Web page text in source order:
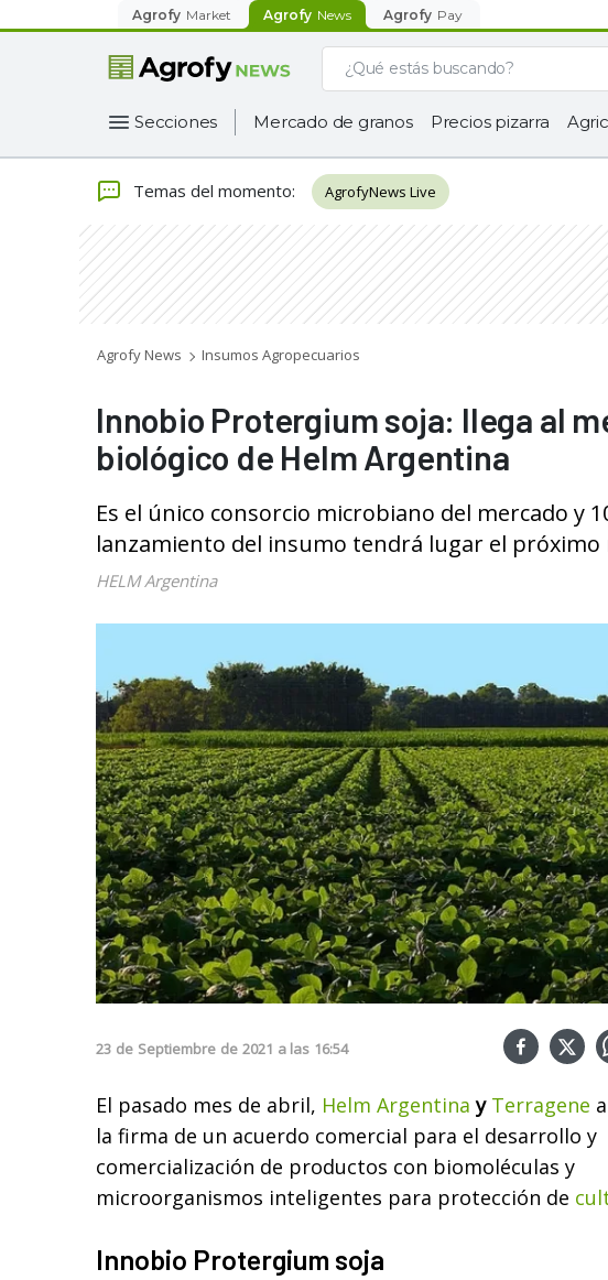
Agrofy Market Agrofy News Agrofy Pay
Secciones Mercado de granos Precios pizarra
Temas del momento: AgrofyNews Live
Agrofy News Insumos Agropecuarios
Innobio Protergium soja: llega al
biológico de Helm Argentina
Es el único consorcio microbiano del mercado y
lanzamiento del insumo tendrá lugar el próximo
HELM Argentina
23 de Septiembre de 2021 a las 16:54
El pasado mes de abril, Helm Argentina y Terragene
la firma de un acuerdo comercial para el desarrollo y
comercialización de productos con biomoléculas y
microorganismos inteligentes para protección de
Innobio Protergium soja